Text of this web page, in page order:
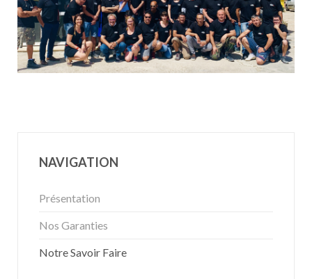
NAVIGATION
Présentation
Nos Garanties
Notre Savoir Faire